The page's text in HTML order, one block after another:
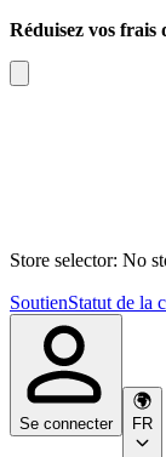
Réduisez vos frais
Store selector: No
SoutienStatut de la
Se connecter FR